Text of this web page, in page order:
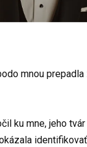
mnou prepadla
ku mne, jeho